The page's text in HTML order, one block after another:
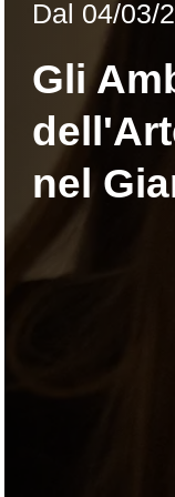
Dal 04/03/
Gli
nel